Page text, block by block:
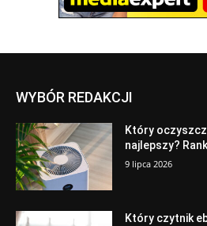
WYBÓR REDAKCJI
Który
najlepszy?
9 lipca 2026
Który czytnik